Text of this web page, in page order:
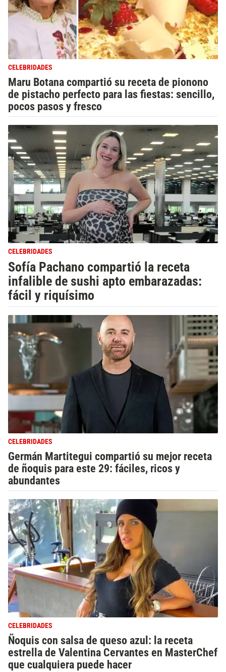
CELEBRIDADES
Maru Botana compartió su receta de pionono
de pistacho perfecto para las fiestas: sencillo,
pocos pasos y fresco
CELEBRIDADES
Sofía Pachano compartió la receta
infalible de sushi apto embarazadas:
fácil y riquísimo
CELEBRIDADES
Germán Martitegui compartió su mejor receta
de ñoquis para este 29: fáciles, ricos y
abundantes
CELEBRIDADES
Ñoquis con salsa de queso azul: la receta
estrella de Valentina Cervantes en MasterChef
que cualquiera puede hacer